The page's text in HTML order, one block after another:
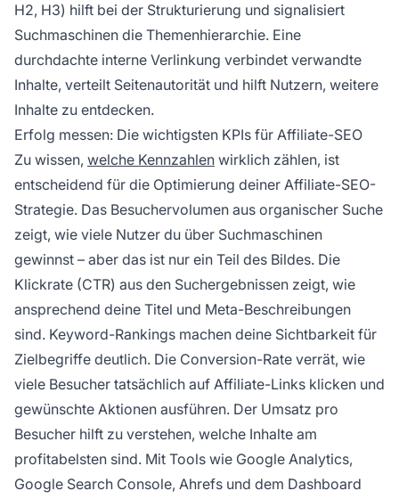
H2, H3) hilft bei der Strukturierung und signalisiert
Suchmaschinen die Themenhierarchie. Eine
durchdachte interne Verlinkung verbindet verwandte
Inhalte, verteilt Seitenautorität und hilft Nutzern, weitere
Inhalte zu entdecken.
Erfolg messen: Die wichtigsten KPIs für Affiliate-SEO
Zu wissen, welche Kennzahlen wirklich zählen, ist
entscheidend für die Optimierung deiner Affiliate-SEO-
Strategie. Das Besuchervolumen aus organischer Suche
zeigt, wie viele Nutzer du über Suchmaschinen
gewinnst – aber das ist nur ein Teil des Bildes. Die
Klickrate (CTR) aus den Suchergebnissen zeigt, wie
ansprechend deine Titel und Meta-Beschreibungen
sind. Keyword-Rankings machen deine Sichtbarkeit für
Zielbegriffe deutlich. Die Conversion-Rate verrät, wie
viele Besucher tatsächlich auf Affiliate-Links klicken und
gewünschte Aktionen ausführen. Der Umsatz pro
Besucher hilft zu verstehen, welche Inhalte am
profitabelsten sind. Mit Tools wie Google Analytics,
Google Search Console, Ahrefs und dem Dashboard